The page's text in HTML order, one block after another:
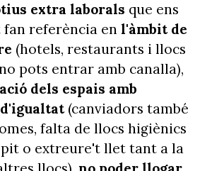
extra laborals que ens
referència en l'àmbit de
(hotels, restaurants i llocs
pots entrar amb canalla),
dels espais amb
(canviadors també
falta de llocs higiènics
o extreure't llet tant a la